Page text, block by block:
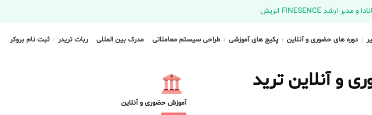
دوره های حضوری و آنلاین پکیج های آموزشی طراحی سیستم معاملاتی مدرک بین المللی ربات تریدر ثبت نام بروکر
و آنلاین ترید
آموزش حضوری و آنلاین